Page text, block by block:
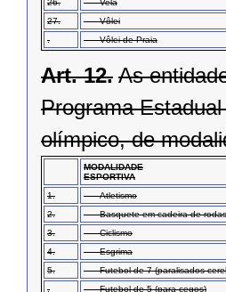
26.
Vela
27.
Vôlei
.
Vôlei de Praia
Art. 12. As
Programa
olímpico, de
MODALIDADE
ESPORTIVA
1. Atletismo
2.
Basquete em cadeira de rodas
3.
Ciclismo
4.
Esgrima
5.
Futebol de 7 (paralisados
.
Futebol de 5 (para cegos)